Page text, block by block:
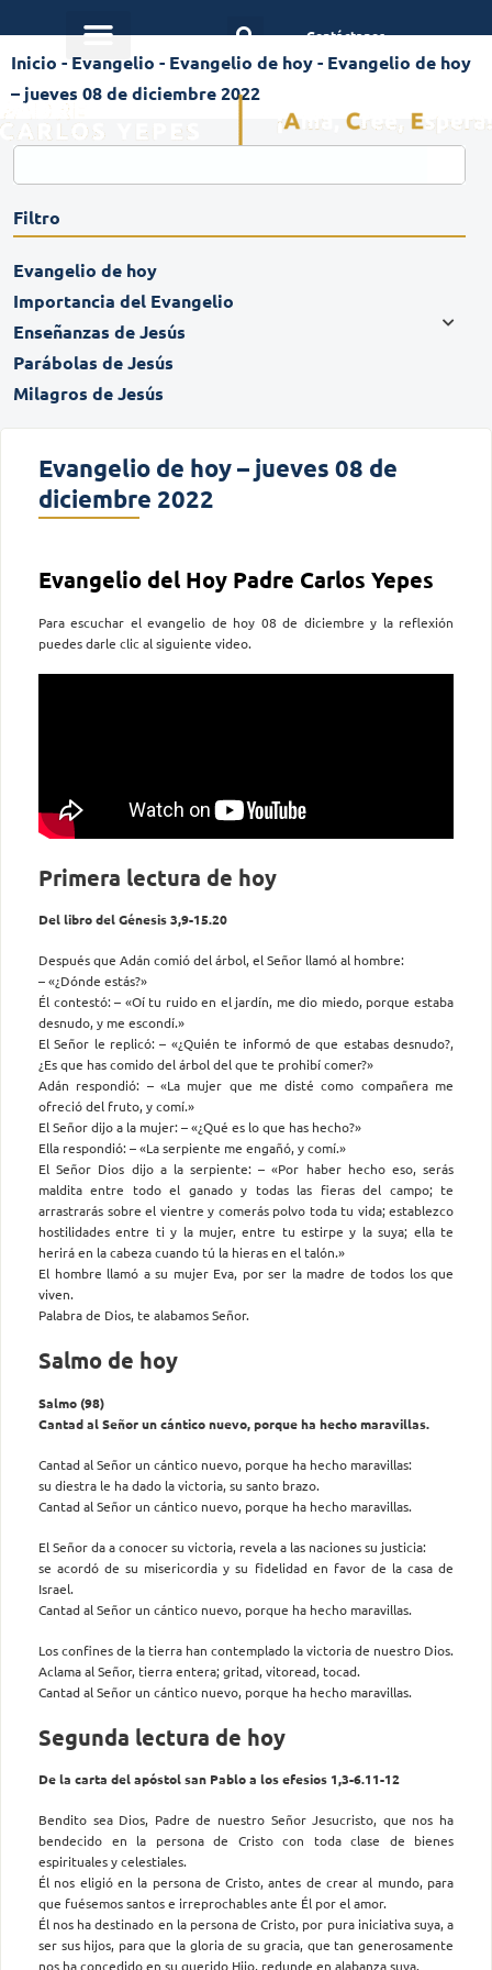
Contáctanos
Inicio - Evangelio - Evangelio de hoy- Evangelio de hoy
– jueves 08 de diciembre 2022
Filtro
Evangelio de hoy
Importancia del Evangelio
Enseñanzas de Jesús
Parábolas de Jesús
Milagros de Jesús
Evangelio de hoy – jueves 08 de
diciembre 2022
Evangelio del Hoy Padre Carlos Yepes
Para escuchar el evangelio de hoy 08 de diciembre y la reflexión
puedes darle clic al siguiente video.
Primera lectura de hoy
Del libro del Génesis 3,9-15.20
Después que Adán comió del árbol, el Señor llamó al hombre:
– «¿Dónde estás?»
Él contestó: – «Oí tu ruido en el jardín, me dio miedo, porque estaba
desnudo, y me escondí.»
El Señor le replicó: – «¿Quién te informó de que estabas desnudo?,
¿Es que has comido del árbol del que te prohibí comer?»
Adán respondió: – «La mujer que me disté como compañera me
ofreció del fruto, y comí.»
El Señor dijo a la mujer: – «¿Qué es lo que has hecho?»
Ella respondió: – «La serpiente me engañó, y comí.»
El Señor Dios dijo a la serpiente: – «Por haber hecho eso, serás
maldita entre todo el ganado y todas las fieras del campo; te
arrastrarás sobre el vientre y comerás polvo toda tu vida; establezco
hostilidades entre ti y la mujer, entre tu estirpe y la suya; ella te
herirá en la cabeza cuando tú la hieras en el talón.»
El hombre llamó a su mujer Eva, por ser la madre de todos los que
viven.
Palabra de Dios, te alabamos Señor.
Salmo de hoy
Salmo (98)
Cantad al Señor un cántico nuevo, porque ha hecho maravillas.
Cantad al Señor un cántico nuevo, porque ha hecho maravillas:
su diestra le ha dado la victoria, su santo brazo.
Cantad al Señor un cántico nuevo, porque ha hecho maravillas.
El Señor da a conocer su victoria, revela a las naciones su justicia:
se acordó de su misericordia y su fidelidad en favor de la casa de
Israel.
Cantad al Señor un cántico nuevo, porque ha hecho maravillas.
Los confines de la tierra han contemplado la victoria de nuestro Dios.
Aclama al Señor, tierra entera; gritad, vitoread, tocad.
Cantad al Señor un cántico nuevo, porque ha hecho maravillas.
Segunda lectura de hoy
De la carta del apóstol san Pablo a los efesios 1,3-6.11-12
Bendito sea Dios, Padre de nuestro Señor Jesucristo, que nos ha
bendecido en la persona de Cristo con toda clase de bienes
espirituales y celestiales.
Él nos eligió en la persona de Cristo, antes de crear al mundo, para
que fuésemos santos e irreprochables ante Él por el amor.
Él nos ha destinado en la persona de Cristo, por pura iniciativa suya, a
ser sus hijos, para que la gloria de su gracia, que tan generosamente
nos ha concedido en su querido Hijo, redunde en alabanza suya.